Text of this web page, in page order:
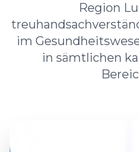
Region
im
in sämtlichen